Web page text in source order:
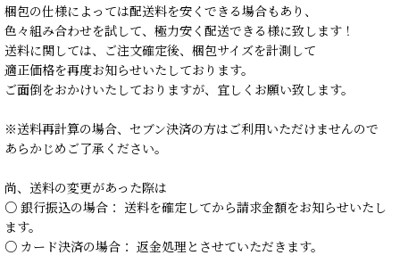
梱包の仕様によっては配送料を安くできる場合もあり、
色々組み合わせを試して、極力安く配送できる様に致します！
送料に関しては、ご注文確定後、梱包サイズを計測して
適正価格を再度お知らせいたしております。
ご面倒をおかけいたしておりますが、宜しくお願い致します。
※送料再計算の場合、セブン決済の方はご利用いただけませんので
あらかじめご了承ください。
尚、送料の変更があった際は
○ 銀行振込の場合： 送料を確定してから請求金額をお知らせいたし
ます。
○ カード決済の場合： 返金処理とさせていただきます。